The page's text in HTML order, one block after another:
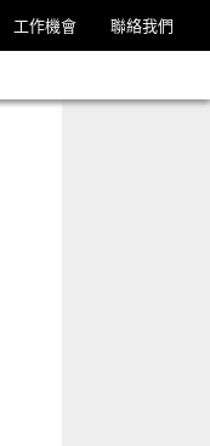
工作機會 聯絡我們